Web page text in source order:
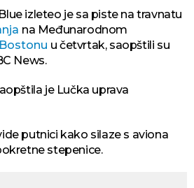
izleteo je sa piste na travnatu
na Međunarodnom
Bostonu u četvrtak, saopštili su
News.
je Lučka uprava
putnici kako silaze s aviona
stepenice.